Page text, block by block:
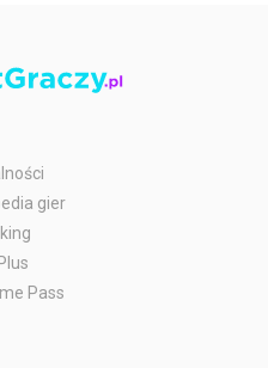
gier
Pass